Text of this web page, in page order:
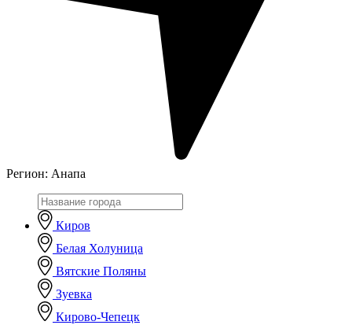
Регион: Анапа
Киров
Белая Холуница
Вятские Поляны
Зуевка
Кирово-Чепецк